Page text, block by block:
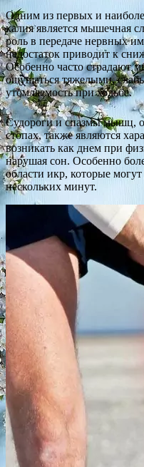
Одним из первых и
калия является мышечная
роль в передаче нервных
недостаток приводит к
Особенно часто
ощущаться тяжелыми,
утомляемость при ходьбе.
Судороги и спазмы мышц,
стопах, также являются
возникать как днем при
нарушая сон. Особенно
области икр, которые
нескольких минут.